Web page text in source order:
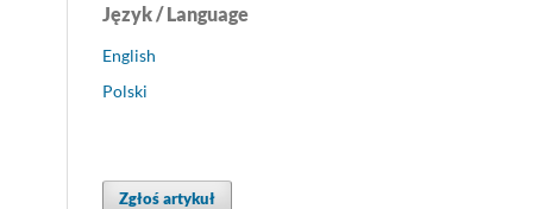
Język / Language
English
Polski
Zgłoś artykuł